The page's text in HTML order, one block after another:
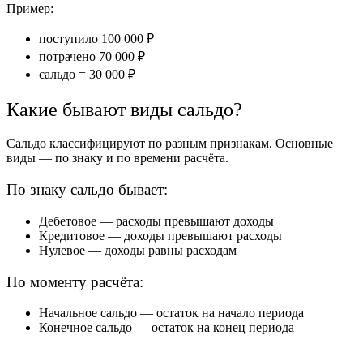
Пример:
поступило 100 000 ₽
потрачено 70 000 ₽
сальдо = 30 000 ₽
Какие бывают виды сальдо?
Сальдо классифицируют по разным признакам. Основные
виды — по знаку и по времени расчёта.
По знаку сальдо бывает:
Дебетовое — расходы превышают доходы
Кредитовое — доходы превышают расходы
Нулевое — доходы равны расходам
По моменту расчёта:
Начальное сальдо — остаток на начало периода
Конечное сальдо — остаток на конец периода